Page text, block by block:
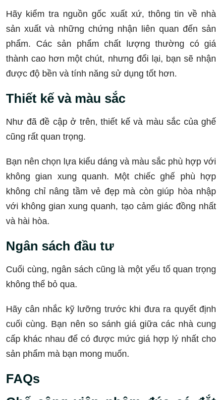
Hãy kiểm tra nguồn gốc xuất xứ, thông tin về nhà
sản xuất và những chứng nhận liên quan đến sản
phẩm. Các sản phẩm chất lượng thường có giá
thành cao hơn một chút, nhưng đổi lại, bạn sẽ nhận
được độ bền và tính năng sử dụng tốt hơn.
Thiết kế và màu sắc
Như đã đề cập ở trên, thiết kế và màu sắc của ghế
cũng rất quan trọng.
Bạn nên chọn lựa kiểu dáng và màu sắc phù hợp với
không gian xung quanh. Một chiếc ghế phù hợp
không chỉ nâng tầm vẻ đẹp mà còn giúp hòa nhập
với không gian xung quanh, tạo cảm giác đồng nhất
và hài hòa.
Ngân sách đầu tư
Cuối cùng, ngân sách cũng là một yếu tố quan trọng
không thể bỏ qua.
Hãy cân nhắc kỹ lưỡng trước khi đưa ra quyết định
cuối cùng. Bạn nên so sánh giá giữa các nhà cung
cấp khác nhau để có được mức giá hợp lý nhất cho
sản phẩm mà bạn mong muốn.
FAQs